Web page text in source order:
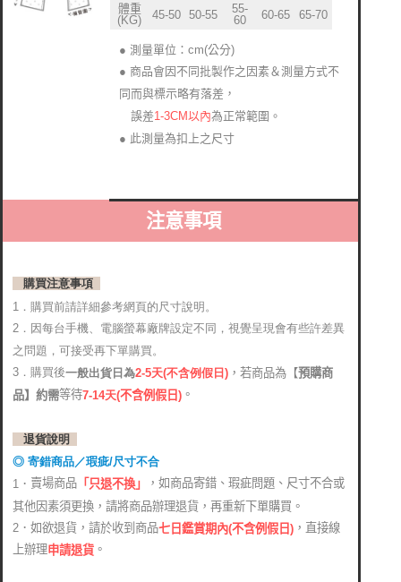
體重
(KG)
45-50 50-55
55-
60
60-65 65-70
● 測量單位：cm(公分)
● 商品會因不同批製作之因素＆測量方式不
同而與標示略有落差 ，
誤差1-3CM以內為正常範圍。
● 此測量為扣上之尺寸
注意事項
購買注意事項
1．購買前請詳細參考網頁的尺寸說明。
2． 因每台手機、電腦螢幕廠牌設定不同，視覺呈現會有些許差異
之問題，可接受再下單購買。
3．購買後一般出貨日為2-5天(不含例假日) ，若商品為【預購商
品】約需等待7-14天(不含例假日) 。
退貨說明
◎ 寄錯商品／瑕疵/尺寸不合
1． 賣場商品 「只退不換」
，如商品寄錯、瑕疵問題、尺寸不合或
其他因素須更換，請將商品辦理退貨，再重新下單購買。
2．如欲退貨，請於收到商品七日鑑賞期內(不含例假日) ，直接線
上辦理申請退貨 。